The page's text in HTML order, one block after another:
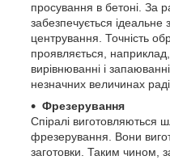
просування в бетоні. За
забезпечується
центрування. Точність
проявляється,
вирівнюванні і
незначних величинах
Фрезерування
Спіралі
фрезерування. Вони
заготовки. Таким чином,